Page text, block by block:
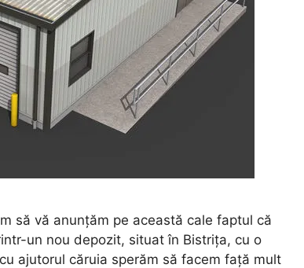
să vă anunțăm pe această cale faptul că
un nou depozit, situat în Bistrița, cu o
ajutorul căruia sperăm să facem față mult